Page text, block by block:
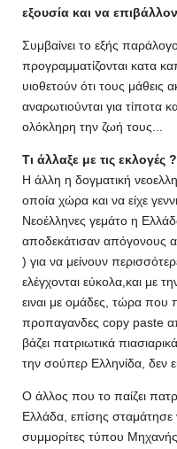
εξουσία και να
Συμβαίνει το εξής
προγραμματίζονται κατα
υιοθετούν ότι τους μάθεις
αναρωτιούνται για τίποτα
ολόκληρη την ζωή τους...
Τι άλλαξε με τις εκλογές ?
Η άλλη η δογματική
οποία χώρα και να είχε
Νεοέλληνες γεμάτο η
αποδεκάτισαν απόγονους
) για να μείνουν
ελέγχονται εύκολα,και με
ειναι με ομάδες, τώρα που
προπαγανδες copy paste
βάζει πατριωτικά
την σούπερ Ελληνίδα, δεν
Ο άλλος που το παίζει
Ελλάδα, επίσης σταμάτησε
συμμορίτες τύπου